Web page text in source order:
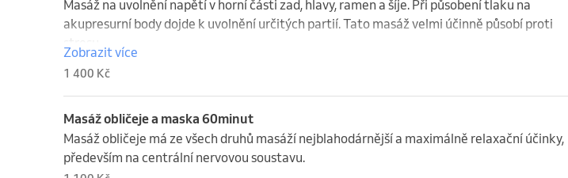
Masáž na uvolnění napětí v horní části zad, hlavy, ramen a šíje. Při působení tlaku na
akupresurní body dojde k uvolnění určitých partií. Tato masáž velmi účinně působí proti
stresu.
Zobrazit více
1 400 Kč
Masáž obličeje a maska 60minut
Masáž obličeje má ze všech druhů masáží nejblahodárnější a maximálně relaxační účinky,
především na centrální nervovou soustavu.